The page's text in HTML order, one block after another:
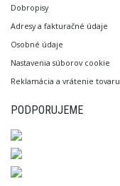
Dobropisy
Adresy a fakturačné údaje
Osobné údaje
Nastavenia súborov cookie
Reklamácia a vrátenie tovaru
PODPORUJEME